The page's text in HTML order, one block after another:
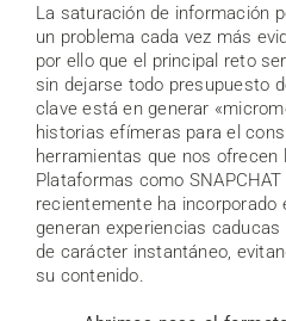
La saturación de información
un problema cada vez más
por ello que el principal reto
sin dejarse todo presupuesto
clave está en generar
historias efímeras para el
herramientas que nos ofrecen
Plataformas como
recientemente ha incorporado
generan experiencias
de carácter instantáneo,
su contenido.